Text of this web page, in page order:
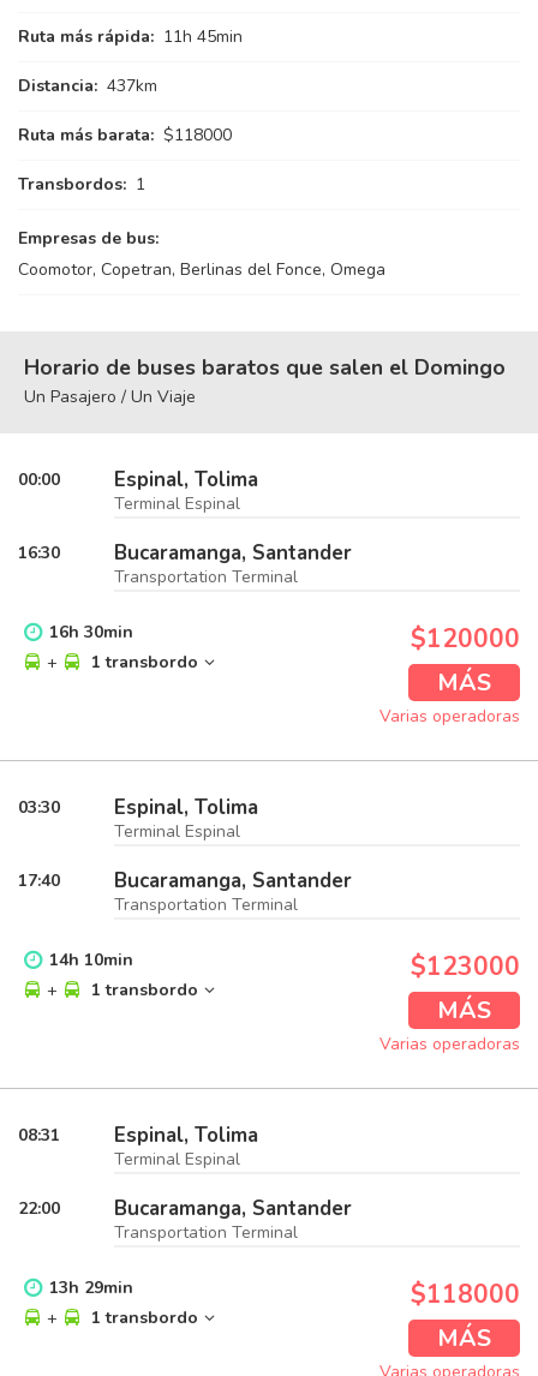
Ruta más rápida: 11h 45min
Distancia: 437km
Ruta más barata: $118000
Transbordos: 1
Empresas de bus:
Coomotor, Copetran, Berlinas del Fonce, Omega
Horario de buses baratos que salen el Domingo
Un Pasajero / Un Viaje
00:00 Espinal, Tolima
Terminal Espinal
16:30 Bucaramanga, Santander
Transportation Terminal
16h 30min
+
1 transbordo
$120000
MÁS
Varias operadoras
03:30 Espinal, Tolima
Terminal Espinal
17:40 Bucaramanga, Santander
Transportation Terminal
14h 10min
+
1 transbordo
$123000
MÁS
Varias operadoras
08:31 Espinal, Tolima
Terminal Espinal
22:00 Bucaramanga, Santander
Transportation Terminal
13h 29min
+
1 transbordo
$118000
MÁS